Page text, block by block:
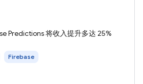
Predictions 将收入提升多达 25%
Firebase